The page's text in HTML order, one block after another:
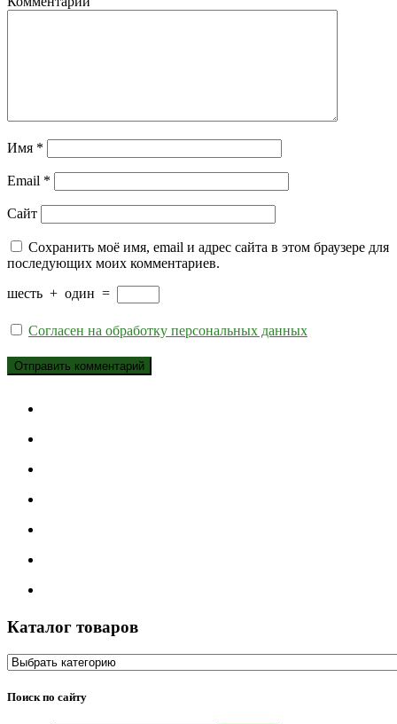
Имя *
Email *
Сайт
Сохранить моё имя, email и адрес сайта в этом браузере для
последующих моих комментариев.
шесть + один =
Согласен на обработку персональных данных
Каталог товаров
Поиск по сайту